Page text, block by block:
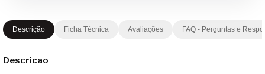
Descrição Ficha Técnica Avaliações FAQ - Perguntas e
Descricao